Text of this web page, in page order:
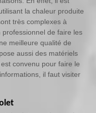
la chaleur produite
très complexes à
de faire les
meilleure qualité de
aussi des matériels
convenu pour faire le
il faut visiter